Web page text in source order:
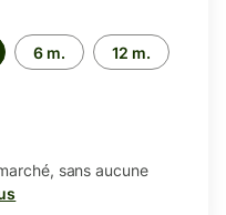
6 m. 12 m.
sans aucune